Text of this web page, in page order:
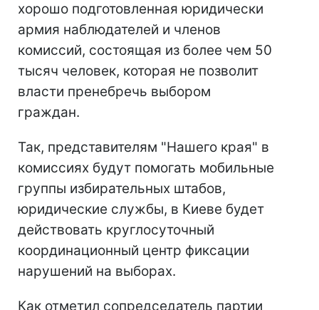
хорошо подготовленная юридически
армия наблюдателей и членов
комиссий, состоящая из более чем 50
тысяч человек, которая не позволит
власти пренебречь выбором
граждан.
Так, представителям "Нашего края" в
комиссиях будут помогать мобильные
группы избирательных штабов,
юридические службы, в Киеве будет
действовать круглосуточный
координационный центр фиксации
нарушений на выборах.
Как отметил сопредседатель партии